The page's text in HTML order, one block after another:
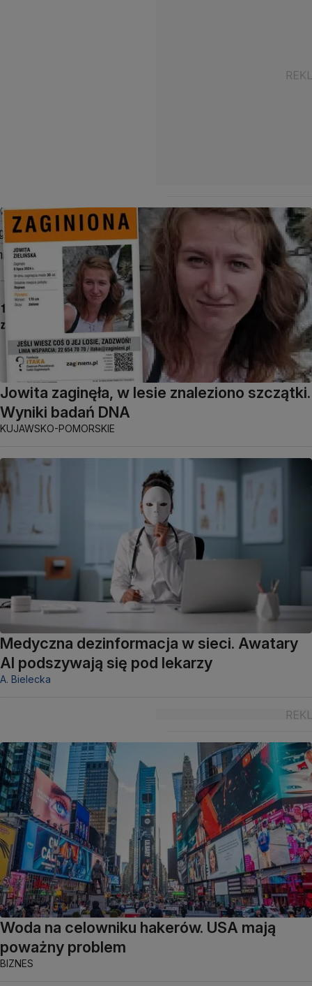
Jowita zaginęła, w lesie znaleziono szczątki.
Wyniki badań DNA
KUJAWSKO-POMORSKIE
Medyczna dezinformacja w sieci. Awatary
AI podszywają się pod lekarzy
A. Bielecka
Woda na celowniku hakerów. USA mają
poważny problem
BIZNES